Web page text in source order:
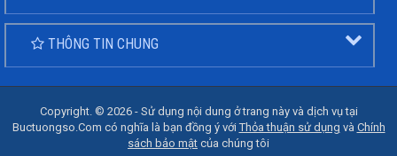
THÔNG TIN CHUNG
Copyright. © 2026 - Sử dụng nội dung ở trang này và dịch vụ tại
Buctuongso.Com có nghĩa là bạn đồng ý vớiThỏa thuận sử dụng và Chính
sách bảo mật của chúng tôi